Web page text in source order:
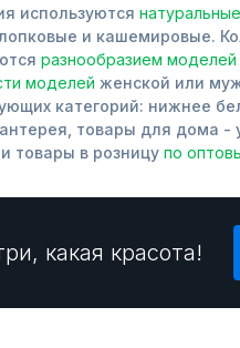
используются
и кашемировые.
разнообразием моделей
моделей женской или
категорий: нижнее
товары для дома -
товары в розницу по
какая красота!